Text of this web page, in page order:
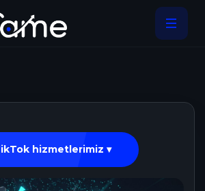
hizmetlerimiz ▾